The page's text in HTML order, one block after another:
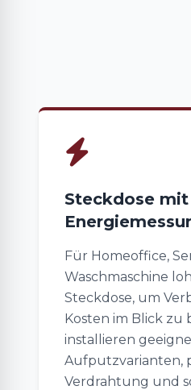
Steckdose mit
Für Homeoffice,
Waschmaschine
Steckdose, um
Kosten im Blick zu
installieren
Aufputzvarianten,
Verdrahtung und